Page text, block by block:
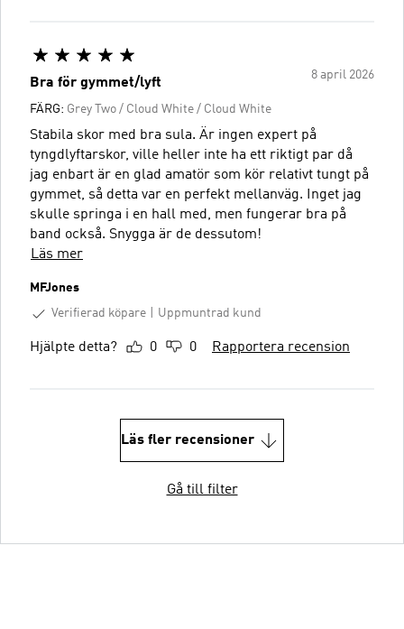
8 april 2026
Bra för gymmet/lyft
FÄRG: Grey Two / Cloud White / Cloud White
Stabila skor med bra sula. Är ingen expert på
tyngdlyftarskor, ville heller inte ha ett riktigt par då
jag enbart är en glad amatör som kör relativt tungt på
gymmet, så detta var en perfekt mellanväg. Inget jag
skulle springa i en hall med, men fungerar bra på
band också. Snygga är de dessutom!
Läs mer
MFJones
Verifierad köpare
Uppmuntrad kund
Hjälpte detta? 0 0 Rapportera recension
Läs fler recensioner
Gå till filter